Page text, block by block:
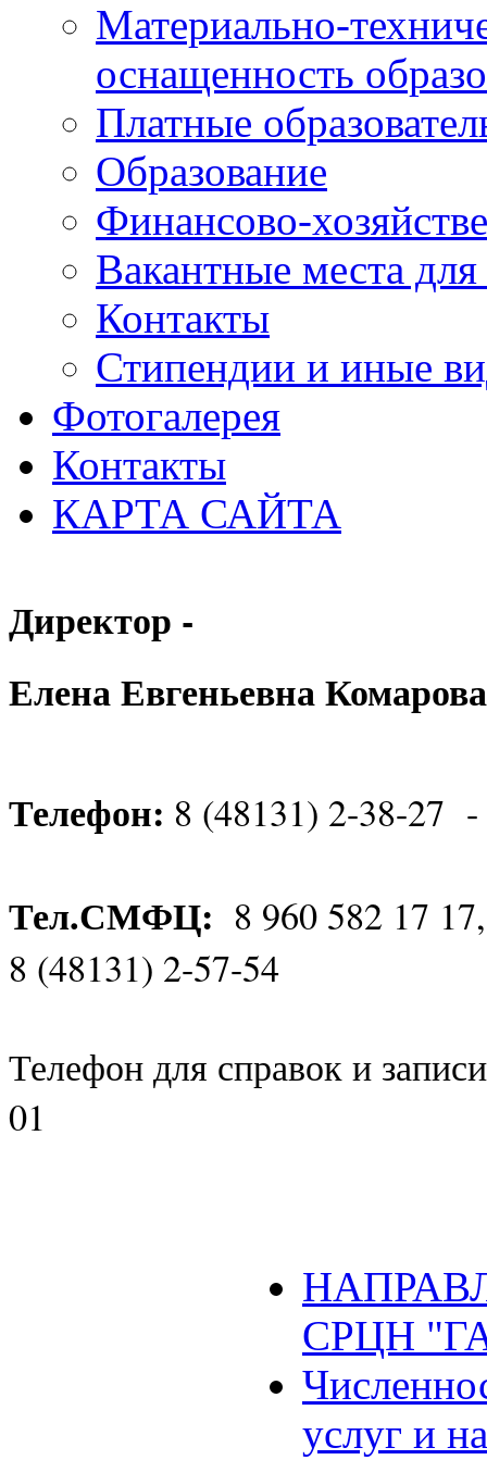
Материально-
оснащенность
Платные
Образование
Финансово-
Вакантные места
Контакты
Стипендии и иные
Фотогалерея
Контакты
КАРТА САЙТА
Директор -
Елена Евгеньевна Комарова
Телефон: 8 (48131) 2-38-27 -
Тел.СМФЦ: 8 960 582 17
8 (48131) 2-57-54
Телефон для справок и
01
СРЦН
услуг и